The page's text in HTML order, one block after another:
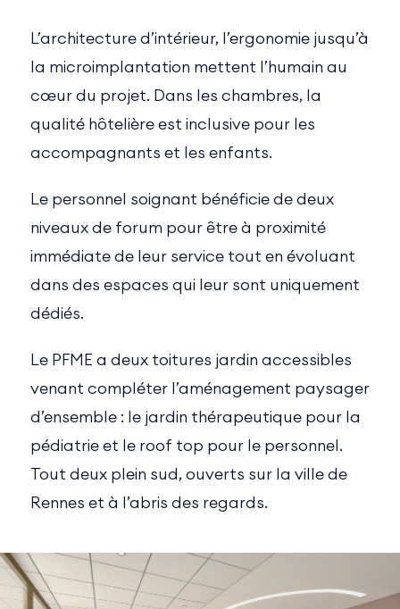
L’architecture d’intérieur, l’ergonomie jusqu’à
la microimplantation mettent l’humain au
cœur du projet. Dans les chambres, la
qualité hôtelière est inclusive pour les
accompagnants et les enfants.
Le personnel soignant bénéficie de deux
niveaux de forum pour être à proximité
immédiate de leur service tout en évoluant
dans des espaces qui leur sont uniquement
dédiés.
Le PFME a deux toitures jardin accessibles
venant compléter l’aménagement paysager
d’ensemble : le jardin thérapeutique pour la
pédiatrie et le roof top pour le personnel.
Tout deux plein sud, ouverts sur la ville de
Rennes et à l’abris des regards.